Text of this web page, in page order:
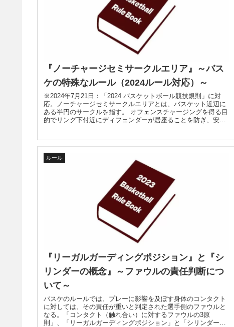
『ノーチャージセミサークルエリア』～バス
ケの特殊なルール（2024ルール対応）～
※2024年7月21日：「2024 バスケットボール競技規則」に対
応。ノーチャージセミサークルエリアとは、バスケット近辺に
ある半円のサークルを指す。 オフェンスチャージングを得る目
的でリング下付近にディフェンダーが居座ることを防ぎ、安全
ルール
『リーガルガーディングポジション』と『シ
リンダーの概念』～ファウルの責任判断につ
いて～
バスケのルールでは、プレーに影響を及ぼす身体のコンタクト
に対しては、その責任が重いと判定された選手側のファウルと
なる。「コンタクト（触れ合い）に対するファウルの3原
則」、「リーガルガーディングポジション」と「シリンダー」